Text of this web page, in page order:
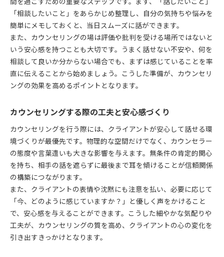
「相談したいこと」をあらかじめ整理し、自分の気持ちや悩みを
簡単にメモしておくと、当日スムーズに話ができます。
また、カウンセリングの場は評価や批判を受ける場所ではないと
いう安心感を持つことも大切です。うまく話せない不安や、何を
相談して良いか分からない場合でも、まずは感じていることを率
直に伝えることから始めましょう。こうした準備が、カウンセリ
ングの効果を高めるポイントとなります。
カウンセリングする際の工夫と安心感づくり
カウンセリングを行う際には、クライアントが安心して話せる環
境づくりが最優先です。物理的な空間だけでなく、カウンセラー
の態度や言葉遣いも大きな影響を与えます。無条件の肯定的関心
を持ち、相手の話を遮らずに最後まで耳を傾けることが信頼関係
の構築につながります。
また、クライアントの表情や沈黙にも注意を払い、必要に応じて
「今、どのように感じていますか？」と優しく声をかけること
で、安心感を与えることができます。こうした細やかな気配りや
工夫が、カウンセリングの質を高め、クライアントの心の変化を
引き出すきっかけとなります。